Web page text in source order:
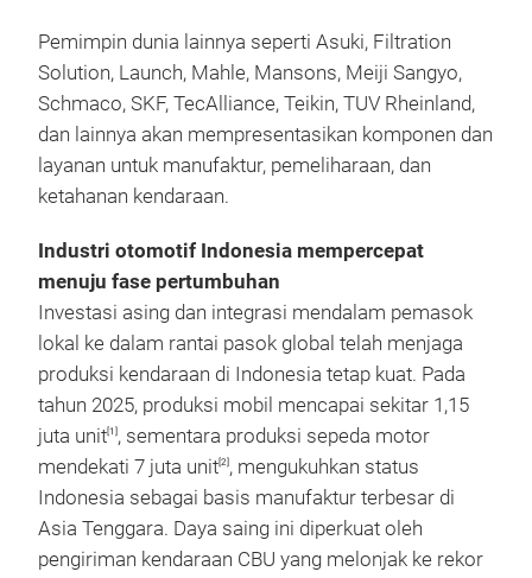
Pemimpin dunia lainnya seperti Asuki, Filtration
Solution, Launch, Mahle, Mansons, Meiji Sangyo,
Schmaco, SKF, TecAlliance, Teikin, TUV Rheinland,
dan lainnya akan mempresentasikan komponen dan
layanan untuk manufaktur, pemeliharaan, dan
ketahanan kendaraan.
Industri otomotif Indonesia mempercepat
menuju fase pertumbuhan
Investasi asing dan integrasi mendalam pemasok
lokal ke dalam rantai pasok global telah menjaga
produksi kendaraan di Indonesia tetap kuat. Pada
tahun 2025, produksi mobil mencapai sekitar 1,15
juta unit[1], sementara produksi sepeda motor
mendekati 7 juta unit[2], mengukuhkan status
Indonesia sebagai basis manufaktur terbesar di
Asia Tenggara. Daya saing ini diperkuat oleh
pengiriman kendaraan CBU yang melonjak ke rekor